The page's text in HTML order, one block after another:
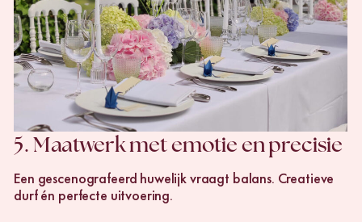
5.Maatwerk met emotie en precisie
Een gescenografeerd huwelijk vraagt balans. Creatieve
durf én perfecte uitvoering.